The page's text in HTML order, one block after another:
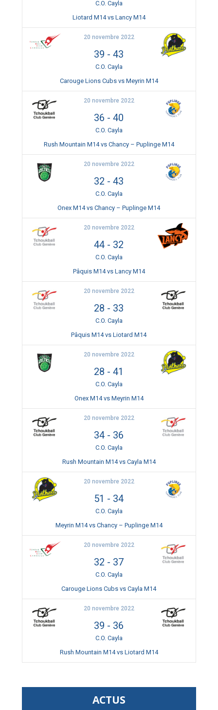
C.O. Cayla
Liotard M14 vs Lancy M14
20 novembre 2022
39 -43
C.O. Cayla
Carouge Lions Cubs vs Meyrin M14
20 novembre 2022
36 -40
C.O. Cayla
Rush Mountain M14 vs Chancy – Puplinge M14
20 novembre 2022
32 -43
C.O. Cayla
Onex M14 vs Chancy – Puplinge M14
20 novembre 2022
44 - 32
C.O. Cayla
Pâquis M14 vs Lancy M14
20 novembre 2022
28 - 33
C.O. Cayla
Pâquis M14 vs Liotard M14
20 novembre 2022
28 -41
C.O. Cayla
Onex M14 vs Meyrin M14
20 novembre 2022
34 - 36
C.O. Cayla
Rush Mountain M14 vs Cayla M14
20 novembre 2022
51 - 34
C.O. Cayla
Meyrin M14 vs Chancy – Puplinge M14
20 novembre 2022
32 - 37
C.O. Cayla
Carouge Lions Cubs vs Cayla M14
20 novembre 2022
39 - 36
C.O. Cayla
Rush Mountain M14 vs Liotard M14
ACTUS